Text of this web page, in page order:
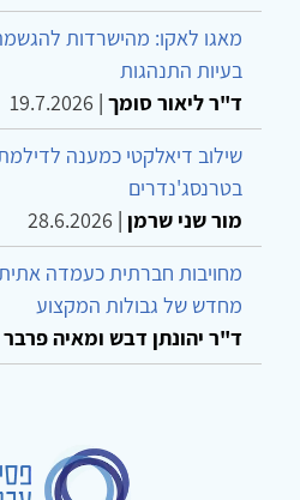
מאגו לאקו: מהישרדות
בעיות התנהגות
ד"ר ליאור סומך |
19.7.2026
שילוב דיאלקטי כמענה
בטרנסג'נדרים
מור שני שרמן |
28.6.2026
מחויבות חברתית כעמדה
מחדש של גבולות המקצוע
ד"ר יהונתן דבש ומאיה פרבר